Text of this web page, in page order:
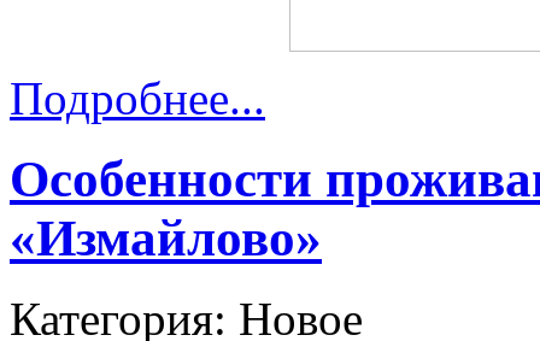
Подробнее...
Особенности
«Измайлово»
Категория: Новое